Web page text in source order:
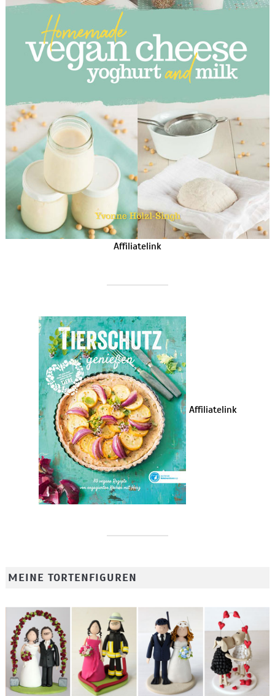
Affiliatelink
Affiliatelink
MEINE TORTENFIGUREN